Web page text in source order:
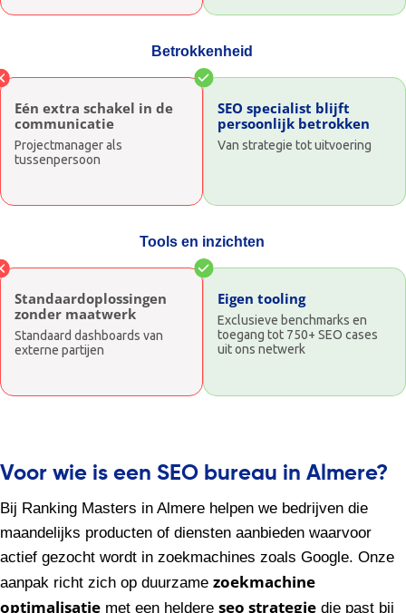
Betrokkenheid
Eén extra schakel in de
communicatie
Projectmanager als
tussenpersoon
Tools en inzichten
Standaardoplossingen
zonder maatwerk
Standaard dashboards van
externe partijen
SEO specialist blijft
persoonlijk betrokken
Van strategie tot uitvoering
Eigen tooling
Exclusieve benchmarks en
toegang tot 750+ SEO cases
uit ons netwerk
Voor wie is een SEO bureau in Almere?
Bij Ranking Masters in Almere helpen we bedrijven die
maandelijks producten of diensten aanbieden waarvoor
actief gezocht wordt in zoekmachines zoals Google. Onze
aanpak richt zich op duurzame zoekmachine
optimalisatie met een heldere seo strategie die past bij